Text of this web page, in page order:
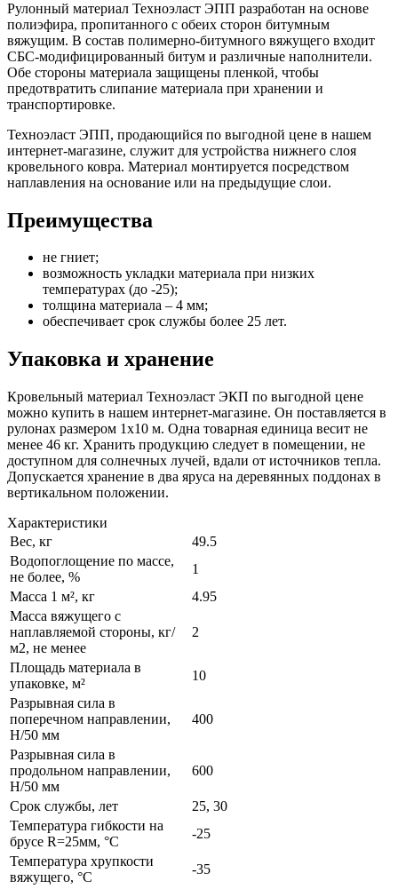
Рулонный материал Техноэласт ЭПП разработан на основе
полиэфира, пропитанного с обеих сторон битумным
вяжущим. В состав полимерно-битумного вяжущего входит
СБС-модифицированный битум и различные наполнители.
Обе стороны материала защищены пленкой, чтобы
предотвратить слипание материала при хранении и
транспортировке.
Техноэласт ЭПП, продающийся по выгодной цене в нашем
интернет-магазине, служит для устройства нижнего слоя
кровельного ковра. Материал монтируется посредством
наплавления на основание или на предыдущие слои.
Преимущества
не гниет;
возможность укладки материала при низких
температурах (до -25);
толщина материала – 4 мм;
обеспечивает срок службы более 25 лет.
Упаковка и хранение
Кровельный материал Техноэласт ЭКП по выгодной цене
можно купить в нашем интернет-магазине. Он поставляется в
рулонах размером 1х10 м. Одна товарная единица весит не
менее 46 кг. Хранить продукцию следует в помещении, не
доступном для солнечных лучей, вдали от источников тепла.
Допускается хранение в два яруса на деревянных поддонах в
вертикальном положении.
Характеристики
Вес, кг
49.5
Водопоглощение по массе,
не более, %
1
Масса 1 м², кг
4.95
Масса вяжущего с
наплавляемой стороны, кг/
м2, не менее
2
Площадь материала в
упаковке, м²
10
Разрывная сила в
поперечном направлении,
Н/50 мм
400
Разрывная сила в
продольном направлении,
Н/50 мм
600
Срок службы, лет
25, 30
Температура гибкости на
брусе R=25мм, °С
-25
Температура хрупкости
вяжущего, °С
-35